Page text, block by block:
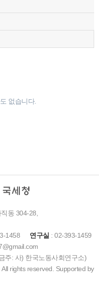
없습니다.
동 304-28,
1458 연구실 : 02-393-1459
주: 사) 한국노동사회연구소)
rights reserved. Supported by